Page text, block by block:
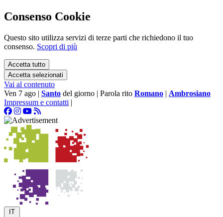
Consenso Cookie
Questo sito utilizza servizi di terze parti che richiedono il tuo
consenso. Scopri di più
Accetta tutto
Accetta selezionati
Vai al contenuto
Ven 7 ago | Santo del giorno | Parola rito Romano | Ambrosiano
Impressum e contatti |
IT